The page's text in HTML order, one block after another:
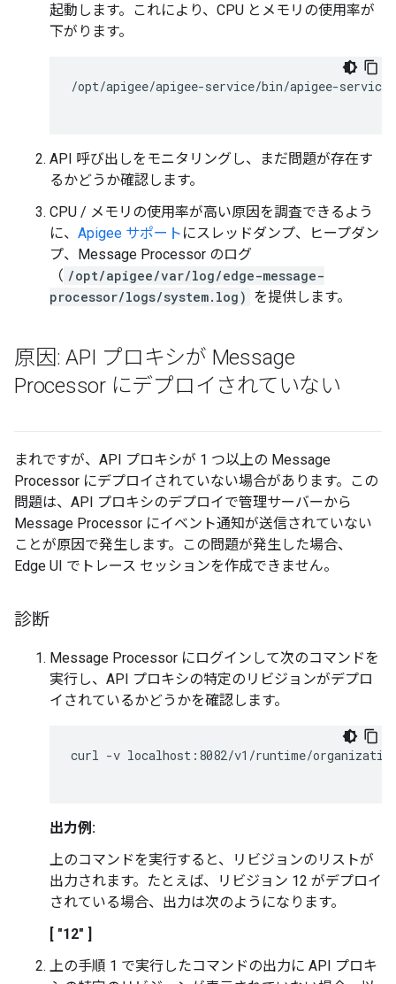
起動します。これにより、CPU とメモリの使用率が
下がります。
/opt/apigee/apigee-service/bin/apigee-service
API 呼び出しをモニタリングし、まだ問題が存在す
るかどうか確認します。
CPU / メモリの使用率が高い原因を調査できるよう
に、 Apigee サポート にスレッドダンプ、ヒープダン
プ、Message Processor のログ
（ /opt/apigee/var/log/edge-message-
processor/logs/system.log) を提供します。
原因: API プロキシが Message
Processor にデプロイされていない
まれですが、API プロキシが 1 つ以上の Message
Processor にデプロイされていない場合があります。この
問題は、API プロキシのデプロイで管理サーバーから
Message Processor にイベント通知が送信されていない
ことが原因で発生します。この問題が発生した場合、
Edge UI でトレース セッションを作成できません。
診断
Message Processor にログインして次のコマンドを
実行し、API プロキシの特定のリビジョンがデプロ
イされているかどうかを確認します。
curl -v localhost:8082/v1/runtime/
出力例:
上のコマンドを実行すると、リビジョンのリストが
出力されます。たとえば、リビジョン 12 がデプロイ
されている場合、出力は次のようになります。
[ "12" ]
上の手順 1 で実行したコマンドの出力に API プロキ